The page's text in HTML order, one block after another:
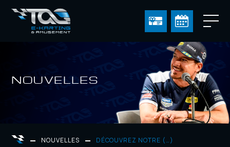
NOUVELLES
NOUVELLES DÉCOUVREZ NOTRE (…)